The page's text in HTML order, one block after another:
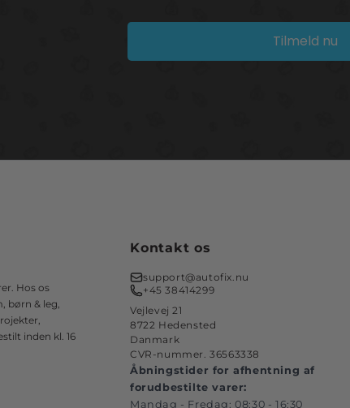
Tilmeld nu
Hos os
børn & leg,
inden kl. 16
Kontakt os
support@autofix.nu
+45 38414299
Vejlevej 21
8722 Hedensted
Danmark
CVR-nummer. 36563338
Åbningstider for afhentning af
forudbestilte varer:
Mandag - Fredag: 08:30 - 16:30